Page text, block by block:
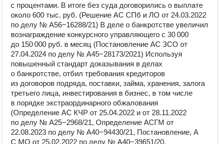
с процентами. В итоге без суда договорились о выплате
около 600 тыс. руб. (Решение АС СПб и ЛО от 24.03.2022
по делу № А56−16288/21) В деле о банкротстве увеличил
вознаграждение конкурсного управляющего с 30 000
до 150 000 руб. в месяц (Постановление АС ЗСО от
27.04.2024 по делу № А45−28173/2021) Используя
повышенный стандарт доказывания в делах
о банкротстве, отбил требования кредиторов
из договоров подряда, поставки, займа, хранения, залога
третьего лица, инвестирования в бизнес, в том числе
в порядке экстраординарного обжалования
(Определение АС КЧР от 25.04.2022 и от 28.11.2022
по делу № А25−2968/21, Определение АСГМ от
22.08.2023 по делу № А40−94430/21, Постановление, А
С МО от 25.02.2022 по делу № А40−39651/20,